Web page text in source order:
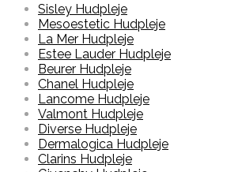
Sisley Hudpleje
Mesoestetic Hudpleje
La Mer Hudpleje
Estee Lauder Hudpleje
Beurer Hudpleje
Chanel Hudpleje
Lancome Hudpleje
Valmont Hudpleje
Diverse Hudpleje
Dermalogica Hudpleje
Clarins Hudpleje